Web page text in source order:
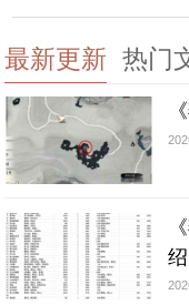
最新更新 热门
绍